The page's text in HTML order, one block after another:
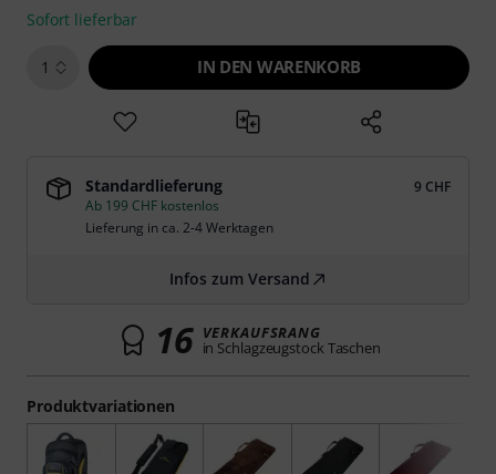
Produktvariationen
Sofort lieferbar
1 IN DEN WARENKORB
Standardlieferung
9 CHF
Ab 199 CHF kostenlos
Lieferung in ca. 2-4 Werktagen
Infos zum Versand
16 VERKAUFSRANG
in Schlagzeugstock Taschen